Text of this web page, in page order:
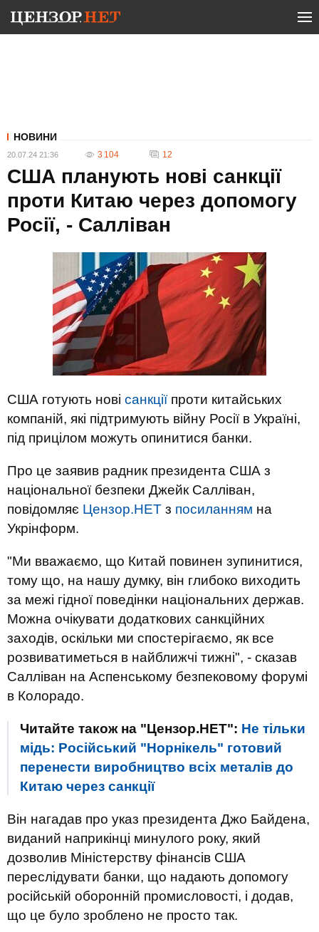
НОВИНИ
20.07.24 21:36 3 104 12
США планують нові санкції
проти Китаю через допомогу
Росії, - Салліван
США готують нові санкціїпроти китайських
компаній, які підтримують війну Росії в Україні,
під прицілом можуть опинитися банки.
Про це заявив радник президента США з
національної безпеки Джейк Салліван,
повідомляє Цензор.НЕТ з посиланням на
Укрінформ.
"Ми вважаємо, що Китай повинен зупинитися,
тому що, на нашу думку, він глибоко виходить
за межі гідної поведінки національних держав.
Можна очікувати додаткових санкційних
заходів, оскільки ми спостерігаємо, як все
розвиватиметься в найближчі тижні", - сказав
Салліван на Аспенському безпековому форумі
в Колорадо.
Читайте також на "Цензор.НЕТ": Не тільки
мідь: Російський "Норнікель" готовий
перенести виробництво всіх металів до
Китаю через санкції
Він нагадав про указ президента Джо Байдена,
виданий наприкінці минулого року, який
дозволив Міністерству фінансів США
переслідувати банки, що надають допомогу
російській оборонній промисловості, і додав,
що це було зроблено не просто так.